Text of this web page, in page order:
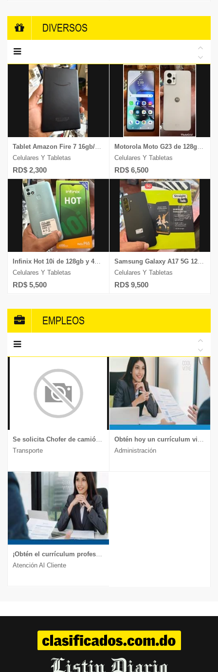
DIVERSOS
Tablet Amazon Fire 7 16gb/2gb ram pantalla de 7 ̈ 1 mes de garantia
Celulares Y Tabletas
RD$ 2,300
Infinix Hot 10i de 128gb y 4gb ram Dual Sim Desbloqueado
Celulares Y Tabletas
RD$ 5,500
Motorola Moto G23 de 128gb y 4gb ram carga 1Mes de Garantia
Celulares Y Tabletas
RD$ 6,500
Samsung Galaxy A17 5G 128gb/4gb ram camara 50mp graba 4k desbloqueado
Celulares Y Tabletas
RD$ 9,500
EMPLEOS
Se solicita Chofer de camión, experiencia en transporte de muebles y mercancía delicada, documentos al día, enviar CV a
Transporte
¡Obtén el currículum profesional que te lleva a la entrevista!
Atención Al Cliente
Obtén hoy un currículum vitae moderno y llamativo.
Administración